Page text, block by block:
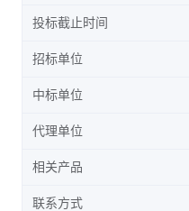
投标截止时间
招标单位
中标单位
代理单位
相关产品
联系方式